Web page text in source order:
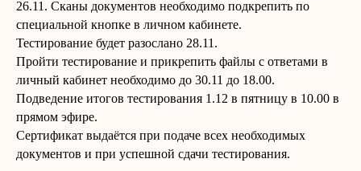
26.11. Сканы документов необходимо подкрепить по
специальной кнопке в личном кабинете.
Тестирование будет разослано 28.11.
Пройти тестирование и прикрепить файлы с ответами в
личный кабинет необходимо до 30.11 до 18.00.
Подведение итогов тестирования 1.12 в пятницу в 10.00 в
прямом эфире.
Сертификат выдаётся при подаче всех необходимых
документов и при успешной сдачи тестирования.